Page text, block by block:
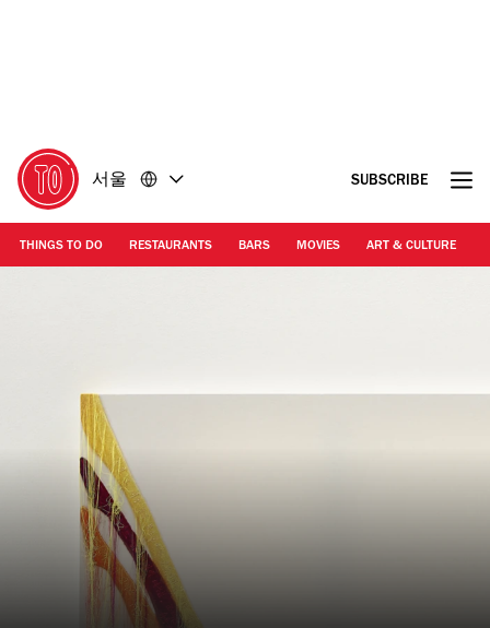
아
가
기
아
가
기
서울 SUBSCRIBE
THINGS TO DO RESTAURANTS BARS MOVIES ART & CULTURE